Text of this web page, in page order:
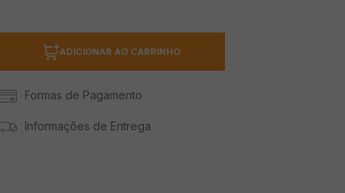
ADICIONAR AO CARRINHO
Formas de Pagamento
Informações de Entrega